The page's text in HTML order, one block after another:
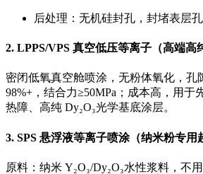
后处理：无机硅封孔，封堵表层
2. LPPS/VPS 真空低压等离子（高端高
密闭低氧真空舱喷涂，无粉体氧化， 孔
98%+，结合力≥50MPa ；成本高，用于
热障、高纯 Dy₂O₃光学基底涂层。
3. SPS 悬浮液等离子喷涂（纳米粉专用
原料：纳米 Y₂O₃/Dy₂O₃水性浆料，不